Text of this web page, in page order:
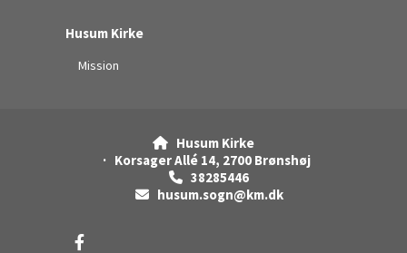
Husum Kirke
Mission

Husum Kirke
· Korsager Allé 14, 2700 Brønshøj
 38285446
husum.sogn@km.dk